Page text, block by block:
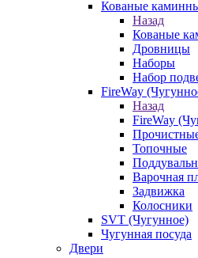
Кованые
Назад
Кованые
Дровницы
Наборы
Набор
FireWay
Назад
FireWay
Топочные
Варочная
Задвижка
Колосники
SVT (Чугунное)
Чугунная посуда
Двери